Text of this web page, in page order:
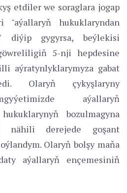
etdiler we soraglara jogap
"aýallaryň hukuklaryndan
diýip gygyrsa, beýlekisi
5-nji hepdesine
aýratynlyklarymyza gabat
Olaryň çykyşlaryny
aýallaryň
bozulmagyna
nähili derejede goşant
Olaryň bolşy maňa
aýallaryň ençemesiniň